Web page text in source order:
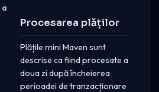
Procesarea plăților
Plățile mini Maven sunt
descrise ca fiind procesate a
doua zi după încheierea
perioadei de tranzacționare